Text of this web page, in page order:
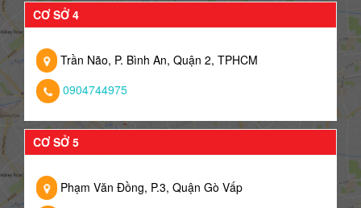
CƠ SỞ 4
Trần Não, P. Bình An, Quận 2, TPHCM
0904744975
CƠ SỞ 5
Phạm Văn Đồng, P.3, Quận Gò Vấp